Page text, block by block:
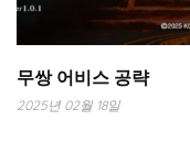
무쌍 어비스 공략
2025년 02월 18일